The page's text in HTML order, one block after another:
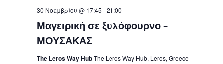
Μαγειρική σε ξυλόφουρνο –
ΜΟΥΣΑΚΑΣ
30 Νοεμβρίου @ 17:45 -21:00
The Leros Way HubThe Leros Way Hub, Leros, Greece